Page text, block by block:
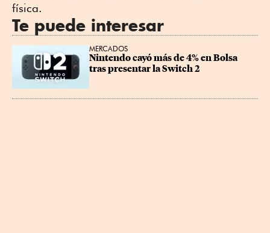
física.
Te puede interesar
MERCADOS
Nintendo cayó más de 4% en Bolsa
tras presentar la Switch 2